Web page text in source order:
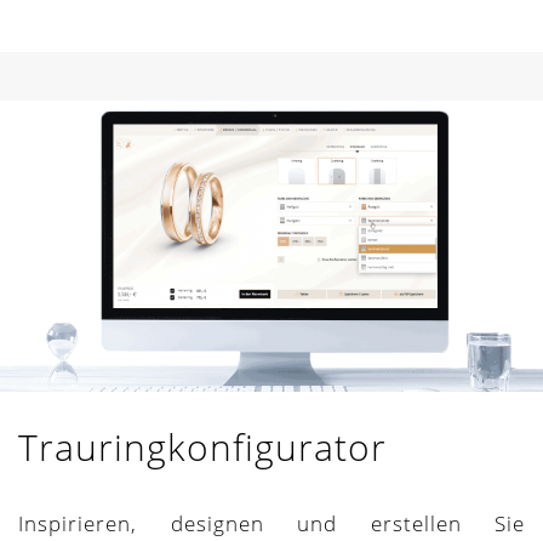
Trauringkonfigurator
Inspirieren, designen und erstellen Sie